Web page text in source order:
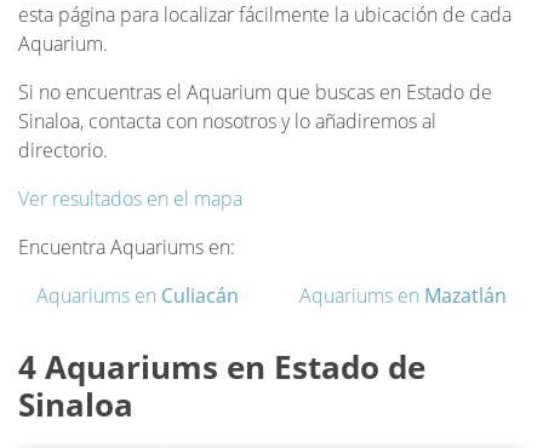
esta página para localizar fácilmente la ubicación de cada
Aquarium.
Si no encuentras el Aquarium que buscas en Estado de
Sinaloa, contacta con nosotros y lo añadiremos al
directorio.
Ver resultados en el mapa
Encuentra Aquariums en:
Aquariums en Culiacán Aquariums en Mazatlán
4 Aquariums en Estado de
Sinaloa